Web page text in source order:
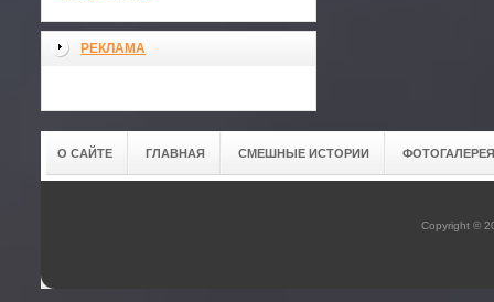
РЕКЛАМА
О САЙТЕ ГЛАВНАЯ СМЕШНЫЕ ИСТОРИИ ФОТОГАЛЕРЕЯ
Copyright ©